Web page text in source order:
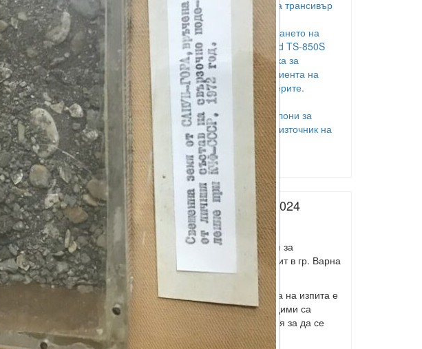
ръчен микрофон за трансивър
TS-850S
Проблем в захранването на
трансивър Kenwood TS-850S
Собствена методика за
измерване коефициента на
скъсяване на фидерите.
LZ2EMO
USB външни тонколони за
компютър – голям източник на
радиосмущения
Ден на радиото
Следващ изпит 2024
Следващ изпит 2024
Набират се заявления за
радиолюбителски изпит в гр. Варна
за клас 1 и клас 2.
Предварителната дата на изпита е
12.Сеп.2024. Необходими са
минимум 10 заявления за да се
проведе изпита.